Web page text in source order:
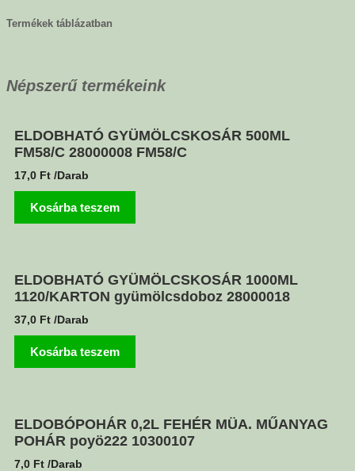
Termékek táblázatban
Népszerű termékeink
ELDOBHATÓ GYÜMÖLCSKOSÁR 500ML
FM58/C 28000008 FM58/C
17,0 Ft /Darab
Kosárba teszem
ELDOBHATÓ GYÜMÖLCSKOSÁR 1000ML
1120/KARTON gyümölcsdoboz 28000018
37,0 Ft /Darab
Kosárba teszem
ELDOBÓPOHÁR 0,2L FEHÉR MÜA. MŰANYAG
POHÁR poyö222 10300107
7,0 Ft /Darab